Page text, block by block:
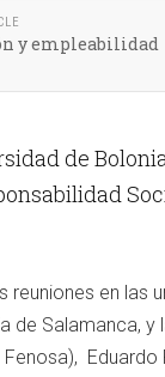
y empleabilidad
de
en las
de Salamanca, y
Eduardo